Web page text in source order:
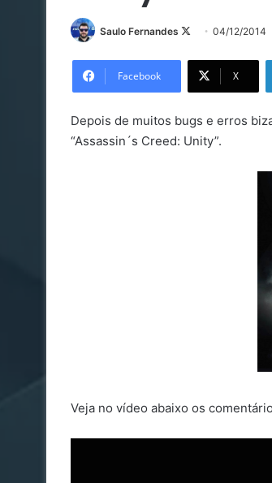
Saulo Fernandes
Follow04/12/2014
Facebook X
Depois de muitos bugs e erros
“Assassin´s Creed: Unity”.
Veja no vídeo abaixo os